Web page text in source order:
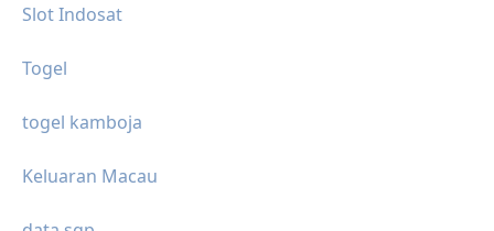
Slot Indosat
Togel
togel kamboja
Keluaran Macau